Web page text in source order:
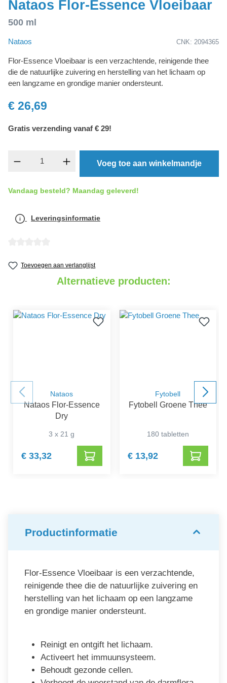
Nataos Flor-Essence Vloeibaar
500 ml
Nataos CNK: 2094365
Flor-Essence Vloeibaar is een verzachtende, reinigende thee
die de natuurlijke zuivering en herstelling van het lichaam op
een langzame en grondige manier ondersteunt.
€ 26,69
Gratis verzending vanaf € 29!
component.product.quantitySelect.legend
Voeg toe aan winkelmandje
Vandaag besteld? Maandag geleverd!
Leveringsinformatie
Toevoegen aan verlanglijst
Alternatieve producten:
Nataos
Nataos Flor-Essence
Dry
3 x 21 g
€ 33,32
Fytobell
Fytobell Groene Thee
180 tabletten
€ 13,92
Productinformatie
Flor-Essence Vloeibaar is een verzachtende,
reinigende thee die de natuurlijke zuivering en
herstelling van het lichaam op een langzame
en grondige manier ondersteunt.
Reinigt en ontgift het lichaam.
Activeert het immuunsysteem.
Behoudt gezonde cellen.